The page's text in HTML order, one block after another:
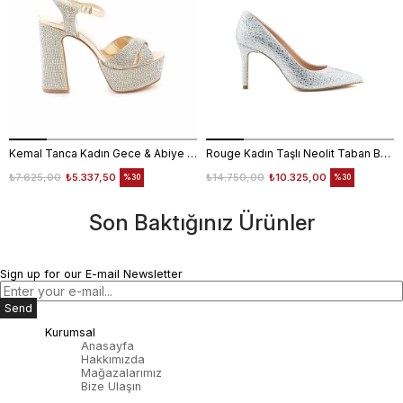
Kemal Tanca Kadın Gece & Abiye Ayakkabı 4360
₺5.337,50
₺7.625,00 %30
Rouge Kadın Taşlı Neolit Taban Beyaz Süet Gece & Abiye Ayakkabı
₺10.325,00
₺14.750,00 %30
Son Baktığınız Ürünler
Sign up for our E-mail Newsletter
Send
Kurumsal
Anasayfa
Hakkımızda
Mağazalarımız
Bize Ulaşın